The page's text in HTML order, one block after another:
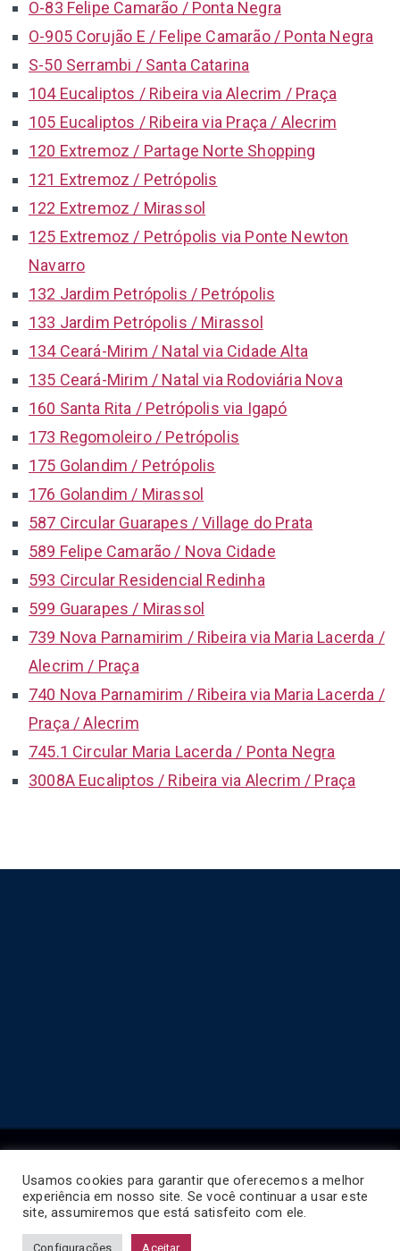
O-83 Felipe Camarão / Ponta Negra
O-905 Corujão E / Felipe Camarão / Ponta Negra
S-50 Serrambi / Santa Catarina
104 Eucaliptos / Ribeira via Alecrim / Praça
105 Eucaliptos / Ribeira via Praça / Alecrim
120 Extremoz / Partage Norte Shopping
121 Extremoz / Petrópolis
122 Extremoz / Mirassol
125 Extremoz / Petrópolis via Ponte Newton
Navarro
132 Jardim Petrópolis / Petrópolis
133 Jardim Petrópolis / Mirassol
134 Ceará-Mirim / Natal via Cidade Alta
135 Ceará-Mirim / Natal via Rodoviária Nova
160 Santa Rita / Petrópolis via Igapó
173 Regomoleiro / Petrópolis
175 Golandim / Petrópolis
176 Golandim / Mirassol
587 Circular Guarapes / Village do Prata
589 Felipe Camarão / Nova Cidade
593 Circular Residencial Redinha
599 Guarapes / Mirassol
739 Nova Parnamirim / Ribeira via Maria Lacerda /
Alecrim / Praça
740 Nova Parnamirim / Ribeira via Maria Lacerda /
Praça / Alecrim
745.1 Circular Maria Lacerda / Ponta Negra
3008A Eucaliptos / Ribeira via Alecrim / Praça
Copyright © 2026 Horário de Ônibus BR
Usamos cookies para garantir que oferecemos a melhor
experiência em nosso site. Se você continuar a usar este
site, assumiremos que está satisfeito com ele.
Configurações Aceitar